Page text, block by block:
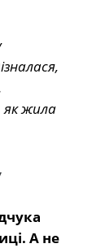
як жила
А не